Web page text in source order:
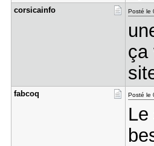
corsicainf​o Posté le
ça
fabcoq Posté le